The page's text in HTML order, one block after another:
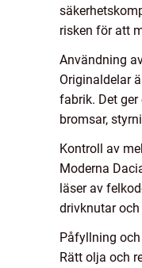
risken för att
Användning
Originaldelar
fabrik. Det
bromsar,
Kontroll av
Moderna
läser av
drivknutar
Påfyllning
Rätt olja och